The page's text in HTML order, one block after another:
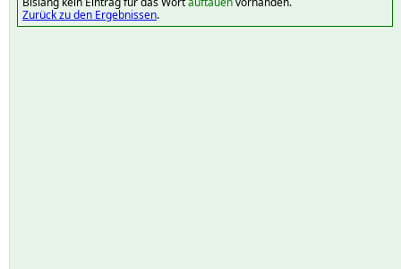
Zurück zu den Ergebnissen.